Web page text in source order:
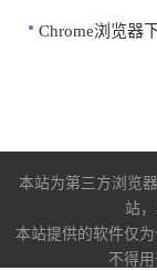
Chrome浏览器下
本站为第三方浏览
站
本站提供的软件仅
不得